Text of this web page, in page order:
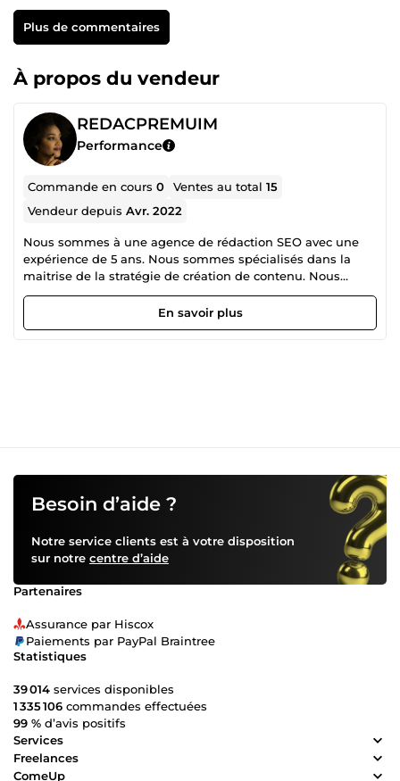
Plus de commentaires
À propos du vendeur
REDACPREMUIM
Performance
Commande en cours0 Ventes au total15
Vendeur depuisAvr. 2022
Nous sommes à une agence de rédaction SEO avec une
expérience de 5 ans. Nous sommes spécialisés dans la
maitrise de la stratégie de création de contenu. Nous
avons fait du référencement naturel un cheval de bataille.
Nous produisons aussi des fiches de produits, des articles
optimisés SEO et d’autres types de textes pour valoriser
messages tous les jours.
En savoir plus
Besoin d’aide ?
Notre service clients est à votre disposition
sur notre centre d’aide
Partenaires
Assurance par Hiscox
Paiements par PayPal Braintree
Statistiques
39 014 services disponibles
1 335 106 commandes effectuées
99 % d’avis positifs
Services
Freelances
ComeUp